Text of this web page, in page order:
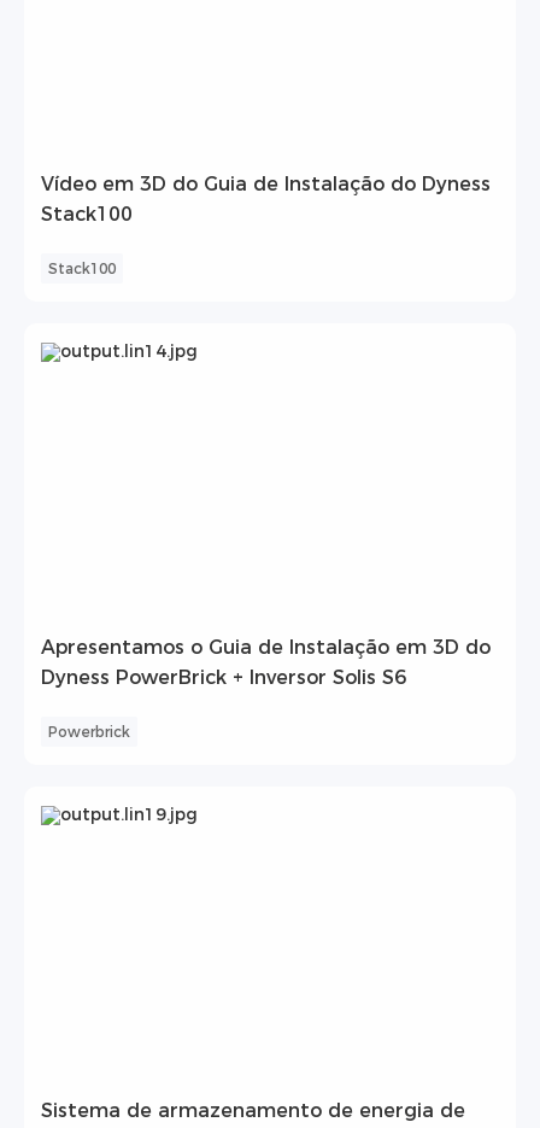
Vídeo em 3D do Guia de Instalação do Dyness
Stack100
Stack100
Apresentamos o Guia de Instalação em 3D do
Dyness PowerBrick + Inversor Solis S6
Powerbrick
Sistema de armazenamento de energia de